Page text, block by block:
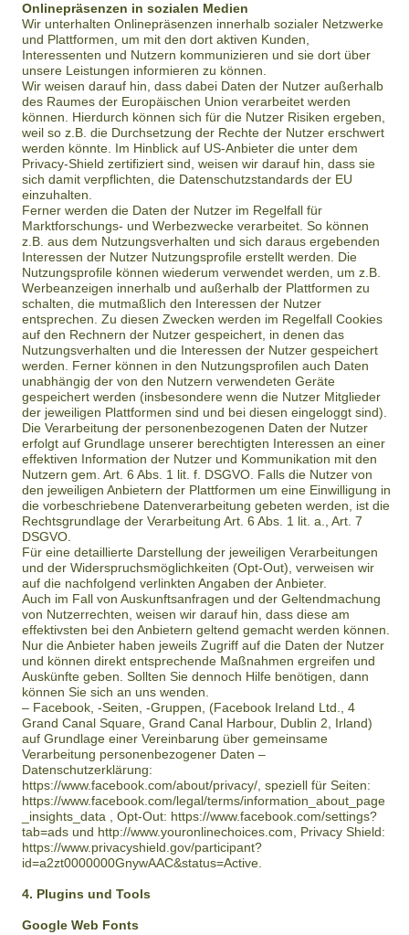
Onlinepräsenzen in sozialen Medien
Wir unterhalten Onlinepräsenzen innerhalb sozialer Netzwerke
und Plattformen, um mit den dort aktiven Kunden,
Interessenten und Nutzern kommunizieren und sie dort über
unsere Leistungen informieren zu können.
Wir weisen darauf hin, dass dabei Daten der Nutzer außerhalb
des Raumes der Europäischen Union verarbeitet werden
können. Hierdurch können sich für die Nutzer Risiken ergeben,
weil so z.B. die Durchsetzung der Rechte der Nutzer erschwert
werden könnte. Im Hinblick auf US-Anbieter die unter dem
Privacy-Shield zertifiziert sind, weisen wir darauf hin, dass sie
sich damit verpflichten, die Datenschutzstandards der EU
einzuhalten.
Ferner werden die Daten der Nutzer im Regelfall für
Marktforschungs- und Werbezwecke verarbeitet. So können
z.B. aus dem Nutzungsverhalten und sich daraus ergebenden
Interessen der Nutzer Nutzungsprofile erstellt werden. Die
Nutzungsprofile können wiederum verwendet werden, um z.B.
Werbeanzeigen innerhalb und außerhalb der Plattformen zu
schalten, die mutmaßlich den Interessen der Nutzer
entsprechen. Zu diesen Zwecken werden im Regelfall Cookies
auf den Rechnern der Nutzer gespeichert, in denen das
Nutzungsverhalten und die Interessen der Nutzer gespeichert
werden. Ferner können in den Nutzungsprofilen auch Daten
unabhängig der von den Nutzern verwendeten Geräte
gespeichert werden (insbesondere wenn die Nutzer Mitglieder
der jeweiligen Plattformen sind und bei diesen eingeloggt sind).
Die Verarbeitung der personenbezogenen Daten der Nutzer
erfolgt auf Grundlage unserer berechtigten Interessen an einer
effektiven Information der Nutzer und Kommunikation mit den
Nutzern gem. Art. 6 Abs. 1 lit. f. DSGVO. Falls die Nutzer von
den jeweiligen Anbietern der Plattformen um eine Einwilligung in
die vorbeschriebene Datenverarbeitung gebeten werden, ist die
Rechtsgrundlage der Verarbeitung Art. 6 Abs. 1 lit. a., Art. 7
DSGVO.
Für eine detaillierte Darstellung der jeweiligen Verarbeitungen
und der Widerspruchsmöglichkeiten (Opt-Out), verweisen wir
auf die nachfolgend verlinkten Angaben der Anbieter.
Auch im Fall von Auskunftsanfragen und der Geltendmachung
von Nutzerrechten, weisen wir darauf hin, dass diese am
effektivsten bei den Anbietern geltend gemacht werden können.
Nur die Anbieter haben jeweils Zugriff auf die Daten der Nutzer
und können direkt entsprechende Maßnahmen ergreifen und
Auskünfte geben. Sollten Sie dennoch Hilfe benötigen, dann
können Sie sich an uns wenden.
– Facebook, -Seiten, -Gruppen, (Facebook Ireland Ltd., 4
Grand Canal Square, Grand Canal Harbour, Dublin 2, Irland)
auf Grundlage einer Vereinbarung über gemeinsame
Verarbeitung personenbezogener Daten –
Datenschutzerklärung:
https://www.facebook.com/about/privacy/, speziell für Seiten:
https://www.facebook.com/legal/terms/information_about_page
_insights_data , Opt-Out: https://www.facebook.com/settings?
tab=ads und http://www.youronlinechoices.com, Privacy Shield:
https://www.privacyshield.gov/participant?
id=a2zt0000000GnywAAC&status=Active.
4. Plugins und Tools
Google Web Fonts